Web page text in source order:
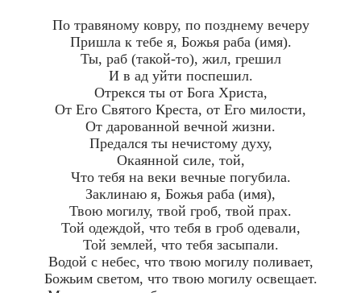
По травяному ковру, по позднему вечеру
Пришла к тебе я, Божья раба (имя).
Ты, раб (такой-то), жил, грешил
И в ад уйти поспешил.
Отрекся ты от Бога Христа,
От Его Святого Креста, от Его милости,
От дарованной вечной жизни.
Предался ты нечистому духу,
Окаянной силе, той,
Что тебя на веки вечные погубила.
Заклинаю я, Божья раба (имя),
Твою могилу, твой гроб, твой прах.
Той одеждой, что тебя в гроб одевали,
Той землей, что тебя засыпали.
Водой с небес, что твою могилу поливает,
Божьим светом, что твою могилу освещает.